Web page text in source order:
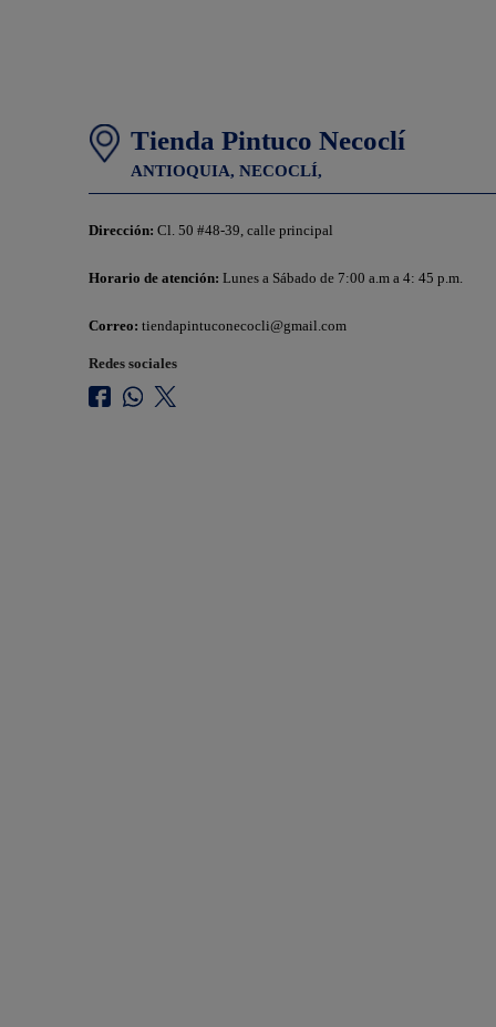
Tienda Pintuco Necoclí
ANTIOQUIA, NECOCLÍ,
Dirección: Cl. 50 #48-39, calle principal
Horario de atención: Lunes a Sábado de 7:00 a.m a 4: 45 p.m.
Correo: tiendapintuconecocli@gmail.com
Redes sociales